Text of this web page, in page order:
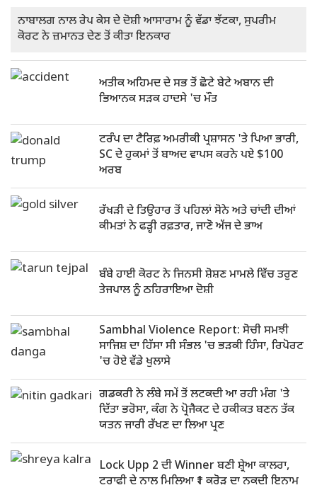
ਨਾਬਾਲਗ ਨਾਲ ਰੇਪ ਕੇਸ ਦੇ ਦੋਸ਼ੀ ਆਸਾਰਾਮ ਨੂੰ ਵੱਡਾ ਝੱਟਕਾ, ਸੁਪਰੀਮ
ਕੋਰਟ ਨੇ ਜ਼ਮਾਨਤ ਦੇਣ ਤੋਂ ਕੀਤਾ ਇਨਕਾਰ
ਅਤੀਕ ਅਹਿਮਦ ਦੇ ਸਭ ਤੋਂ ਛੋਟੇ ਬੇਟੇ ਅਬਾਨ ਦੀ
ਭਿਆਨਕ ਸੜਕ ਹਾਦਸੇ 'ਚ ਮੌਤ
ਟਰੰਪ ਦਾ ਟੈਰਿਫ਼ ਅਮਰੀਕੀ ਪ੍ਰਸ਼ਾਸਨ 'ਤੇ ਪਿਆ ਭਾਰੀ,
SC ਦੇ ਹੁਕਮਾਂ ਤੋਂ ਬਾਅਦ ਵਾਪਸ ਕਰਨੇ ਪਏ $100
ਅਰਬ
ਰੱਖੜੀ ਦੇ ਤਿਉਹਾਰ ਤੋਂ ਪਹਿਲਾਂ ਸੋਨੇ ਅਤੇ ਚਾਂਦੀ ਦੀਆਂ
ਕੀਮਤਾਂ ਨੇ ਫੜ੍ਹੀ ਰਫ਼ਤਾਰ, ਜਾਣੋ ਅੱਜ ਦੇ ਭਾਅ
ਬੰਬੇ ਹਾਈ ਕੋਰਟ ਨੇ ਜਿਨਸੀ ਸ਼ੋਸ਼ਣ ਮਾਮਲੇ ਵਿੱਚ ਤਰੁਣ
ਤੇਜਪਾਲ ਨੂੰ ਠਹਿਰਾਇਆ ਦੋਸ਼ੀ
Sambhal Violence Report: ਸੋਚੀ ਸਮਝੀ
ਸਾਜਿਸ਼ ਦਾ ਹਿੱਸਾ ਸੀ ਸੰਭਲ 'ਚ ਭੜਕੀ ਹਿੰਸਾ, ਰਿਪੋਰਟ
'ਚ ਹੋਏ ਵੱਡੇ ਖੁਲਾਸੇ
ਗਡਕਰੀ ਨੇ ਲੰਬੇ ਸਮੇਂ ਤੋਂ ਲਟਕਦੀ ਆ ਰਹੀ ਮੰਗ 'ਤੇ
ਦਿੱਤਾ ਭਰੋਸਾ, ਕੰਗ ਨੇ ਪ੍ਰੋਜੈਕਟ ਦੇ ਹਕੀਕਤ ਬਣਨ ਤੱਕ
ਯਤਨ ਜਾਰੀ ਰੱਖਣ ਦਾ ਲਿਆ ਪ੍ਰਣ
Lock Upp 2 ਦੀ Winner ਬਣੀ ਸ਼੍ਰੇਆ ਕਾਲਰਾ,
ਟਰਾਫੀ ਦੇ ਨਾਲ ਮਿਲਿਆ ₹1 ਕਰੋੜ ਦਾ ਨਕਦੀ ਇਨਾਮ